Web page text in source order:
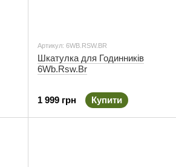
Артикул: 6WB.RSW.BR
Шкатулка для Годинників
6Wb.Rsw.Br
1 999 грн Купити